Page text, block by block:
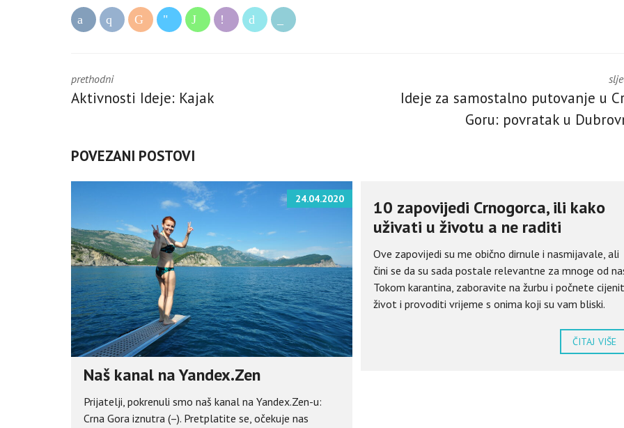
prethodni
Aktivnosti Ideje: Kajak
Ideje za samostalno putovanje u
Goru: povratak u
POVEZANI POSTOVI
24.04.2020
Naš kanal na Yandex.Zen
Prijatelji, pokrenuli smo naš kanal na Yandex.Zen-u:
Crna Gora iznutra (–). Pretplatite se, očekuje nas
10 zapovijedi Crnogorca, ili kako
uživati u životu a ne raditi
Ove zapovijedi su me obično dirnule i nasmijavale, ali
čini se da su sada postale relevantne za mnoge od
Tokom karantina, zaboravite na žurbu i počnete
život i provoditi vrijeme s onima koji su vam bliski.
ČITAJ VIŠE